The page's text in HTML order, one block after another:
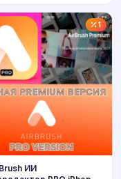
Купить 1
ИИ